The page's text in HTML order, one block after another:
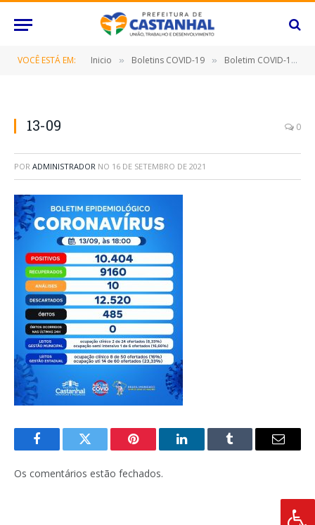
VOCÊ ESTÁ EM: Inicio » Boletins COVID-19 » Boletim COVID-19 (13/09/2021)
13-09 0
POR ADMINISTRADOR NO 16 DE SETEMBRO DE 2021
FacebookTwitter Pinterest O
Tumblr
E-
Os comentários estão fechados.